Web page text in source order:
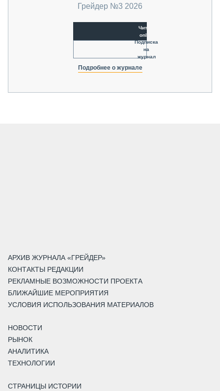
Грейдер №3 2026
Читать
online
Подписка
на
журнал
Подробнее о журнале
АРХИВ ЖУРНАЛА «ГРЕЙДЕР»
КОНТАКТЫ РЕДАКЦИИ
РЕКЛАМНЫЕ ВОЗМОЖНОСТИ ПРОЕКТА
БЛИЖАЙШИЕ МЕРОПРИЯТИЯ
УСЛОВИЯ ИСПОЛЬЗОВАНИЯ МАТЕРИАЛОВ
НОВОСТИ
РЫНОК
АНАЛИТИКА
ТЕХНОЛОГИИ
СТРАНИЦЫ ИСТОРИИ